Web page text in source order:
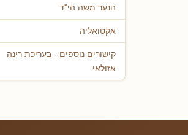
הנער משה הי"ד
אקטואליה
קישורים נוספים - בעריכת רינה
אזולאי